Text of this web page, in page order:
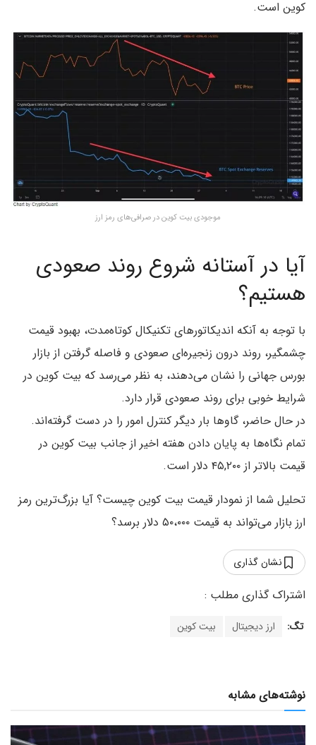
کوین است.
موجودی بیت کوین در صرافی‌های رمز ارز
آیا در آستانه شروع روند صعودی
هستیم؟
با توجه به آنکه اندیکاتورهای تکنیکال کوتاه‌مدت، بهبود قیمت
چشمگیر، روند درون زنجیره‌ای صعودی و فاصله گرفتن از بازار
بورس جهانی را نشان می‌دهند، به نظر می‌رسد که بیت کوین در
شرایط خوبی برای روند صعودی قرار دارد.
در حال حاضر، گاوها بار دیگر کنترل امور را در دست گرفته‌اند.
تمام نگاه‌ها به پایان دادن هفته اخیر از جانب بیت کوین در
قیمت بالاتر از ۴۵,۲۰۰ دلار است.
تحلیل شما از نمودار قیمت بیت کوین چیست؟ آیا بزرگ‌ترین رمز
ارز بازار می‌تواند به قیمت ۵۰،۰۰۰ دلار برسد؟
نشان گذاری
تگ: ارز دیجیتال بیت کوین
نوشته‌های مشابه